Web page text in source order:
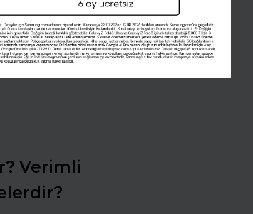
Başarı
Verimli